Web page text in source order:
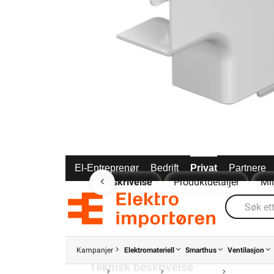
Beskrivelse Produktdetaljer
-Tilbehør: minikanaler
Teknisk beskrivelse
El-Entreprenør Bedrift Privat Partnere
Kampanjer Elektromateriell Smarthus Ventilasjon